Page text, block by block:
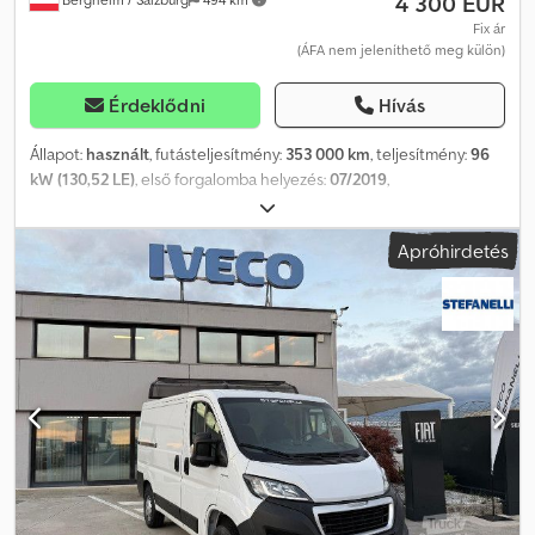
állapotban van. Megtekintés és próbaút időpont egyeztetés után
bármikor lehetséges. Nettó ár. A hibák, változtatások és előzetes
értékesítés jogát fenntartjuk.
Fix ár
(ÁFA nem jeleníthető meg külön)
Érdeklődni Hívás
Állapot: használt, futásteljesítmény: 353 000 km, teljesítmény:96
kW (130,52 LE), első forgalomba helyezés:07/2019,
, össztömeg:
hajtástípus:mechanikai, kibocsátási osztály:Euro 6, ülések száma:
, Felszereltség:ABS, elektronikus
stabilitásprogram (ESP), koromszűrő, központi zár
, Peugeot
Boxer BlueHDi 130 L2H1 teherautó – EURO 6 Belső szám: 35
Alvázszám: VF3YA2MFB12L38254 Eladásra kínálunk egy hosszú
tengelytávú Peugeot Boxer BlueHDi 130 LE-s L2H1 teherautót. A
jármű teljesen üzemkész állapotban van. Járműadatok: Peugeot
Boxer BlueHDi 130 LE * L2H1 teherautó * Hosszú tengelytáv * 96
kW (130 LE) * Manuális váltó * EURO 6 * Megengedett össztömeg:
3000 kg * Saját tömeg: 2004 kg * Rakodóképesség: 921 kg *
Tengelytáv: 3450 mm Különleges felszereltség: Tetőre szerelhető
polc / elülső polc * Jobb- és baloldali tolóajtó Codpfxjzqi Hxo
Ankorf * Aljzat a rakteret/utas részt * USB-csatlakozó További
Apróhirdetés